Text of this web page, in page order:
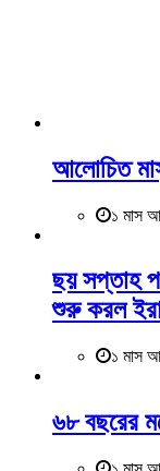
আলোচিত
১ মাস
ছয় সপ্তাহ
শুরু করল
১ মাস
৬৮ বছরের